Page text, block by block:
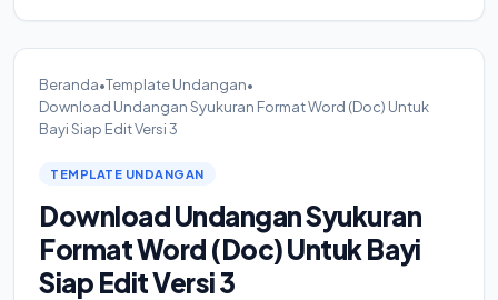
Beranda•Template Undangan•
Download Undangan Syukuran Format Word (Doc) Untuk
Bayi Siap Edit Versi 3
TEMPLATE UNDANGAN
Download Undangan Syukuran
Format Word (Doc) Untuk Bayi
Siap Edit Versi 3